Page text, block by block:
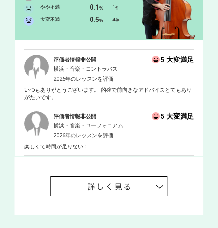
やや不満 0.1% 1件
大変不満 0.5% 4件
評価者情報非公開 5 大変満足
横浜・音楽・コントラバス
2026年のレッスンを評価
いつもありがとうございます。 的確で前向きなアドバイスとてもあり
がたいです。
評価者情報非公開 5 大変満足
横浜・音楽・ユーフォニアム
2026年のレッスンを評価
楽しくて時間が足りない！